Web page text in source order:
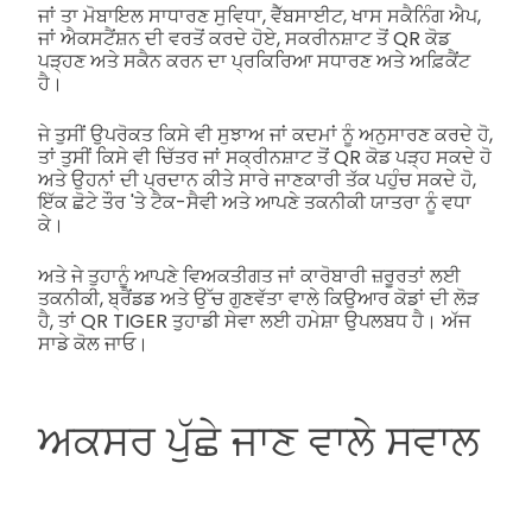
ਜਾਂ ਤਾ ਮੋਬਾਇਲ ਸਾਧਾਰਣ ਸੁਵਿਧਾ, ਵੈੱਬਸਾਈਟ, ਖਾਸ ਸਕੈਨਿੰਗ ਐਪ,
ਜਾਂ ਐਕਸਟੈਂਸ਼ਨ ਦੀ ਵਰਤੋਂ ਕਰਦੇ ਹੋਏ, ਸਕਰੀਨਸ਼ਾਟ ਤੋਂ QR ਕੋਡ
ਪੜ੍ਹਣ ਅਤੇ ਸਕੈਨ ਕਰਨ ਦਾ ਪ੍ਰਕਿਰਿਆ ਸਧਾਰਣ ਅਤੇ ਅਫ਼ਿਕੈਂਟ
ਹੈ।
ਜੇ ਤੁਸੀਂ ਉਪਰੋਕਤ ਕਿਸੇ ਵੀ ਸੁਝਾਅ ਜਾਂ ਕਦਮਾਂ ਨੂੰ ਅਨੁਸਾਰਣ ਕਰਦੇ ਹੋ,
ਤਾਂ ਤੁਸੀਂ ਕਿਸੇ ਵੀ ਚਿੱਤਰ ਜਾਂ ਸਕ੍ਰੀਨਸ਼ਾਟ ਤੋਂ QR ਕੋਡ ਪੜ੍ਹ ਸਕਦੇ ਹੋ
ਅਤੇ ਉਹਨਾਂ ਦੀ ਪ੍ਰਦਾਨ ਕੀਤੇ ਸਾਰੇ ਜਾਣਕਾਰੀ ਤੱਕ ਪਹੁੰਚ ਸਕਦੇ ਹੋ,
ਇੱਕ ਛੋਟੇ ਤੌਰ 'ਤੇ ਟੈਕ-ਸੈਵੀ ਅਤੇ ਆਪਣੇ ਤਕਨੀਕੀ ਯਾਤਰਾ ਨੂੰ ਵਧਾ
ਕੇ।
ਅਤੇ ਜੇ ਤੁਹਾਨੂੰ ਆਪਣੇ ਵਿਅਕਤੀਗਤ ਜਾਂ ਕਾਰੋਬਾਰੀ ਜ਼ਰੂਰਤਾਂ ਲਈ
ਤਕਨੀਕੀ, ਬ੍ਰੈਂਡਡ ਅਤੇ ਉੱਚ ਗੁਣਵੱਤਾ ਵਾਲੇ ਕਿਉਆਰ ਕੋਡਾਂ ਦੀ ਲੋੜ
ਹੈ, ਤਾਂ QR TIGER ਤੁਹਾਡੀ ਸੇਵਾ ਲਈ ਹਮੇਸ਼ਾ ਉਪਲਬਧ ਹੈ। ਅੱਜ
ਸਾਡੇ ਕੋਲ ਜਾਓ।
ਅਕਸਰ ਪੁੱਛੇ ਜਾਣ ਵਾਲੇ ਸਵਾਲ